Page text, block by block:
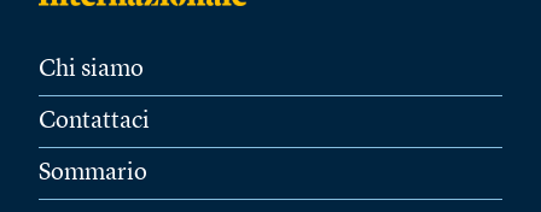
Chi siamo
Contattaci
Sommario